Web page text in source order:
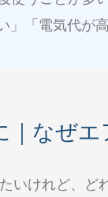
」「電気代が
｜なぜ
いけれど、